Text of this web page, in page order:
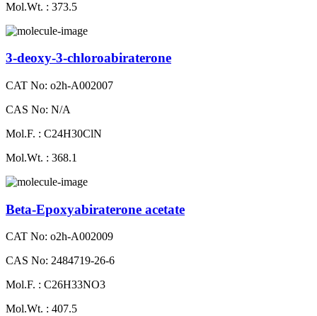
Mol.Wt. : 373.5
3-deoxy-3-chloroabiraterone
CAT No: o2h-A002007
CAS No: N/A
Mol.F. : C24H30ClN
Mol.Wt. : 368.1
Beta-Epoxyabiraterone acetate
CAT No: o2h-A002009
CAS No: 2484719-26-6
Mol.F. : C26H33NO3
Mol.Wt. : 407.5